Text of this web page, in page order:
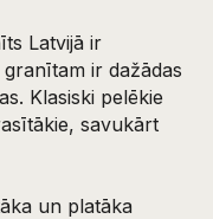
Latvijā ir
ir dažādas
Klasiski pelēkie
savukārt
un platāka